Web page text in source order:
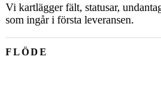
Vi kartlägger fält, statusar,
som ingår i första leveransen.
FLÖDE